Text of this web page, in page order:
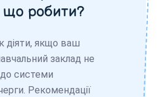
що робити?
діяти, якщо ваш
заклад не
системи
Рекомендації